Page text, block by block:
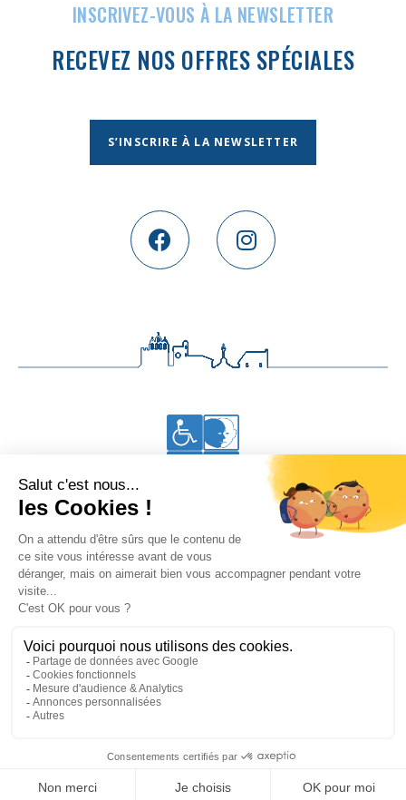
INSCRIVEZ-VOUS À LA NEWSLETTER
RECEVEZ NOS OFFRES SPÉCIALES
S’INSCRIRE À LA NEWSLETTER
Accessibilité aux personnes en situation de handicap
Vous êtes à Thalacap Les Saintes-Maries-de-la-Mer
Se rendre à Thalacap Île de Ré
Accueil
Thalasso Hôtel
News et Offres spéciales
Contact et accès
© Thalacap
Brochure Réussir son séjour
CGV
Mentions légales RGPD et Cookies